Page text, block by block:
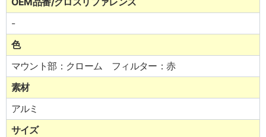
-
色
マウント部：クローム フィルター：赤
素材
アルミ
サイズ